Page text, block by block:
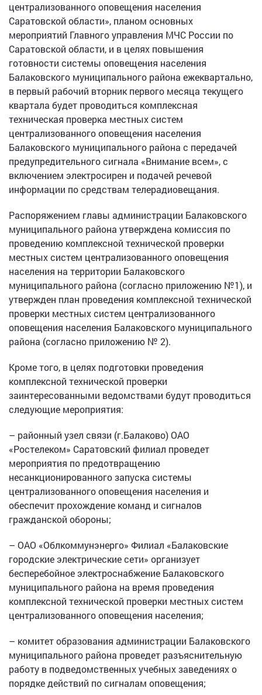
централизованного оповещения населения
Саратовской области», планом основных
мероприятий Главного управления МЧС России по
Саратовской области, и в целях повышения
готовности системы оповещения населения
Балаковского муниципального района ежеквартально,
в первый рабочий вторник первого месяца текущего
квартала будет проводиться комплексная
техническая проверка местных систем
централизованного оповещения населения
Балаковского муниципального района с передачей
предупредительного сигнала «Внимание всем», с
включением электросирен и подачей речевой
информации по средствам телерадиовещания.
Распоряжением главы администрации Балаковского
муниципального района утверждена комиссия по
проведению комплексной технической проверки
местных систем централизованного оповещения
населения на территории Балаковского
муниципального района (согласно приложению №1), и
утвержден план проведения комплексной технической
проверки местных систем централизованного
оповещения населения Балаковского муниципального
района (согласно приложению № 2).
Кроме того, в целях подготовки проведения
комплексной технической проверки
заинтересованными ведомствами будут проводиться
следующие мероприятия:
– районный узел связи (г.Балаково) ОАО
«Ростелеком» Саратовский филиал проведет
мероприятия по предотвращению
несанкционированного запуска системы
централизованного оповещения населения и
обеспечит прохождение команд и сигналов
гражданской обороны;
– ОАО «Облкоммунэнерго» Филиал «Балаковские
городские электрические сети» организует
бесперебойное электроснабжение Балаковского
муниципального района на время проведения
комплексной технической проверки местных систем
централизованного оповещения населения;
– комитет образования администрации Балаковского
муниципального района проведет разъяснительную
работу в подведомственных учебных заведениях о
порядке действий по сигналам оповещения;